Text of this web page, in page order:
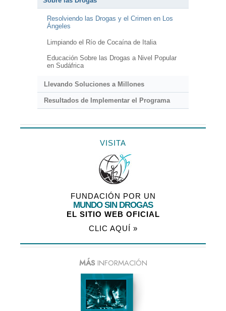
Resolviendo las Drogas y el Crimen en Los
Ángeles
Limpiando el Río de Cocaína de Italia
Educación Sobre las Drogas a Nivel Popular
en Sudáfrica
Llevando Soluciones a Millones
Resultados de Implementar el Programa
VISITA
FUNDACIÓN POR UN
MUNDO SIN DROGAS
EL SITIO WEB OFICIAL
CLIC AQUÍ »
MÁSINFORMACIÓN